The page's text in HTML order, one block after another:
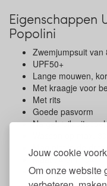
Jouw cookie
Om onze website
Eigenschappen
Popolini
Zwemjumpsuit van
UPF50+
Lange mouwen,
Met kraagje voor
Met rits
Goede pasvorm
Na gebruik
Mag niet in de droger
Maat 74 t/m 104
Oeko-Tex
babyproducten